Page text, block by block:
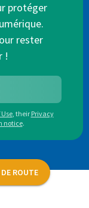
protéger
rester
!
, their Privacy
notice.
ROUTE